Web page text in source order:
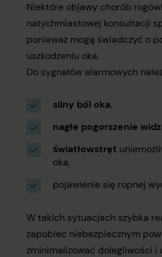
Niektóre objawy chorób
natychmiastowej konsultacji
ponieważ mogą świadczyć o
uszkodzeniu oka.
Do sygnałów alarmowych
silny ból oka,
nagłe pogorszenie
światłowstręt
oka,
pojawienie się ropnej
W takich sytuacjach szybka
zapobiec niebezpiecznym
zminimalizować dolegliwości i